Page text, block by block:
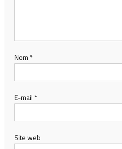
Nom *
E-mail *
Site web